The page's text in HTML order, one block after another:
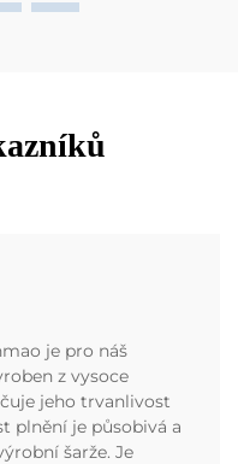
je pro náš
z vysoce
jeho trvanlivost
plnění je působivá a
šarže. Je